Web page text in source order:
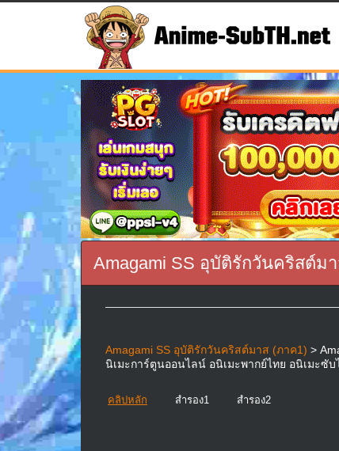
Amagami SS อุบัติรักวันคริสต์ม
Amagami SS อุบัติรักวันคริสต์มาส (ภาค1) >
นิเมะการ์ตูนออนไลน์ อนิเมะพากย์ไทย อนิเมะซับ
คลิปหลัก สำรอง1 สำรอง2